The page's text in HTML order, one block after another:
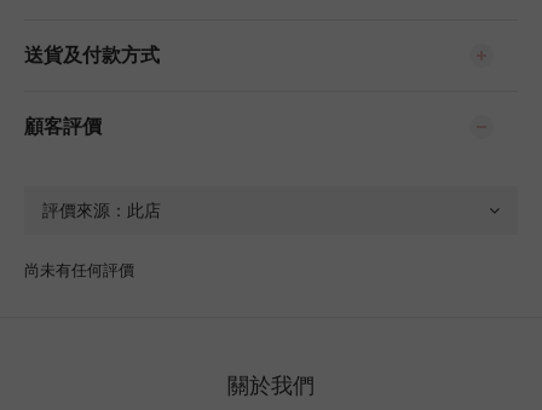
送貨及付款方式
顧客評價
尚未有任何評價
關於我們